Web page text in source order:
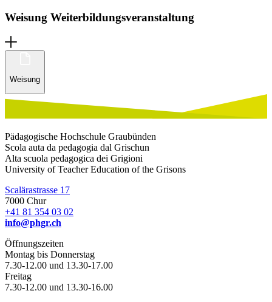
Weisung Weiterbildungsveranstaltung
Weisung
Pädagogische Hochschule Graubünden
Scola auta da pedagogia dal Grischun
Alta scuola pedagogica dei Grigioni
University of Teacher Education of the Grisons
Scalärastrasse 17
7000 Chur
+41 81 354 03 02
info@phgr.ch
Öffnungszeiten
Montag bis Donnerstag
7.30-12.00 und 13.30-17.00
Freitag
7.30-12.00 und 13.30-16.00